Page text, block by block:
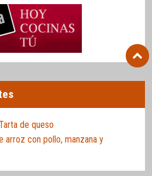
de queso
arroz con pollo, manzana y